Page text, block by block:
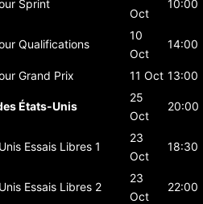
Sprint
Oct
10:00
Qualifications
10
Oct
14:00
Grand Prix 11 Oct 13:00
États-Unis
25
Oct
20:00
Essais Libres 1
23
Oct
18:30
Essais Libres 2
23
Oct
22:00